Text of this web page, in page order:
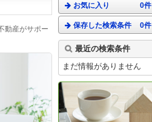
動産がサポー
お気に入り 0件
保存した検索条件 0件
最近の検索条件
まだ情報がありません